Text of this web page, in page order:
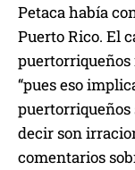
Petaca había
Puerto Rico. El
puertorriqueños
“pues eso
puertorriqueños
decir son
comentarios